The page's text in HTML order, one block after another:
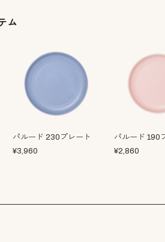
ム
パルード 230プレート
¥3,960
パルード 190
¥2,860